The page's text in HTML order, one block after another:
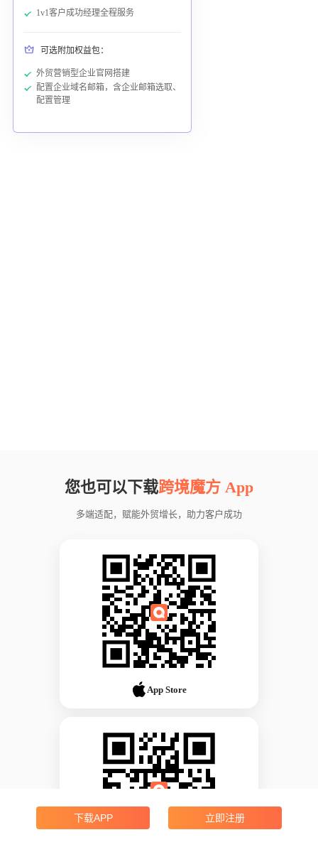
1v1客户成功经理全程服务
可选附加权益包：
外贸营销型企业官网搭建
配置企业域名邮箱，含企业邮箱选取、
配置管理
您也可以下载跨境魔方 App
多端适配，赋能外贸增长，助力客户成功
App Store
下载APP 立即注册